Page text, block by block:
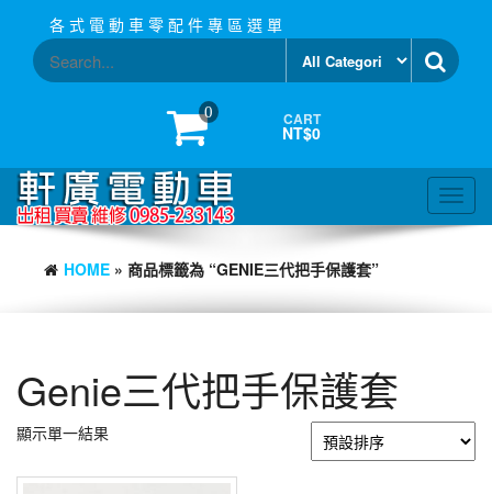
content
各 式 電 動 車 零 配 件 專 區 選 單
0 CART
NT$0
HOME » 商品標籤為 “GENIE三代把手保護套”
Genie三代把手保護套
顯示單一結果